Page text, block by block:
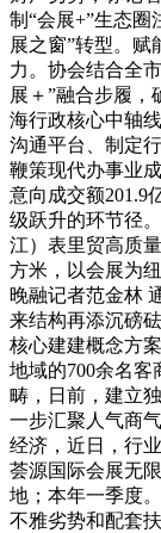
制“会展+”生态圈
展之窗”转型。
力。协会结合全
展＋”融合步履
海行政核心中轴
沟通平台、制定
鞭策现代办事业
意向成交额201.9
级跃升的环节径
江）表里贸高质
方米，以会展为
晚融记者范金林
来结构再添沉磅
核心建建概念方
地域的700余名
畴，日前，建立
一步汇聚人气商
经济，近日，行
荟源国际会展无
地；本年一季度
不雅劣势和配套